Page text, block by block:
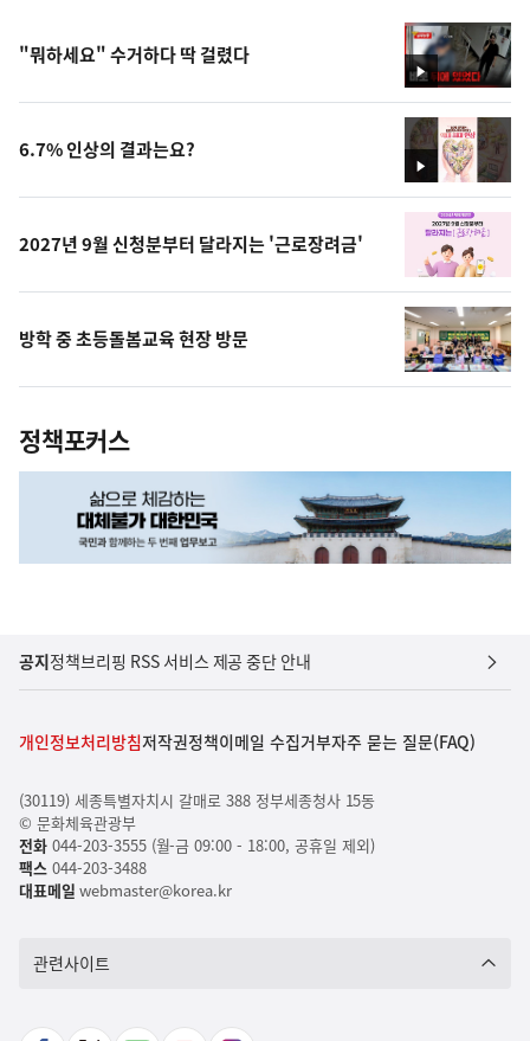
영
상
"뭐하세요" 수거하다 딱 걸렸다
영
상
6.7% 인상의 결과는요?
2027년 9월 신청분부터 달라지는 '근로장려금'
방학 중 초등돌봄교육 현장 방문
정책포커스
공지정책브리핑 RSS 서비스 제공 중단 안내
개인정보처리방침저작권정책이메일 수집거부자주 묻는 질문(FAQ)
(30119) 세종특별자치시 갈매로 388 정부세종청사 15동
© 문화체육관광부
전화044-203-3555 (월-금 09:00 - 18:00, 공휴일 제외)
팩스 044-203-3488
대표메일 webmaster@korea.kr
관련사이트